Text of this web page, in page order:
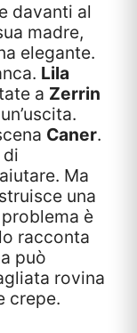
davanti al
madre,
elegante.
Lila
a Zerrin
Caner.
Ma
una
è
racconta
può
rovina
crepe.